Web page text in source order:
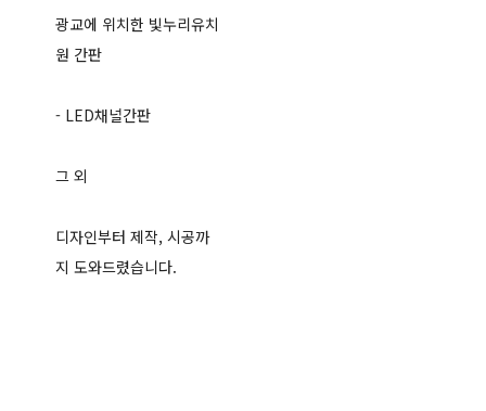
광교에 위치한 빛누리유치
원 간판
- LED채널간판
그 외
디자인부터 제작, 시공까
지 도와드렸습니다.